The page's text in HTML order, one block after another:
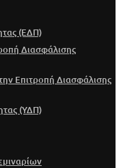
(ΕΔΠ)
Διασφάλισης
Επιτροπή Διασφάλισης
(ΥΔΠ)